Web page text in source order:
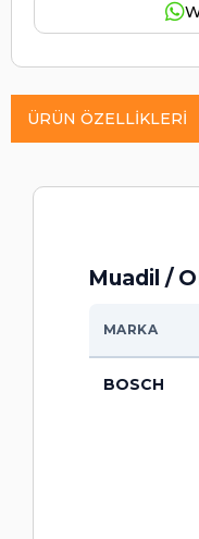
ÜRÜN ÖZELLIKLERI
Muadil /
MARKA
BOSCH